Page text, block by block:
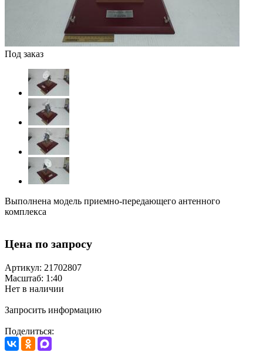
Под заказ
Выполнена модель приемно-передающего антенного
комплекса
Цена по запросу
Артикул: 21702807
Масштаб: 1:40
Нет в наличии
Запросить информацию
Поделиться: